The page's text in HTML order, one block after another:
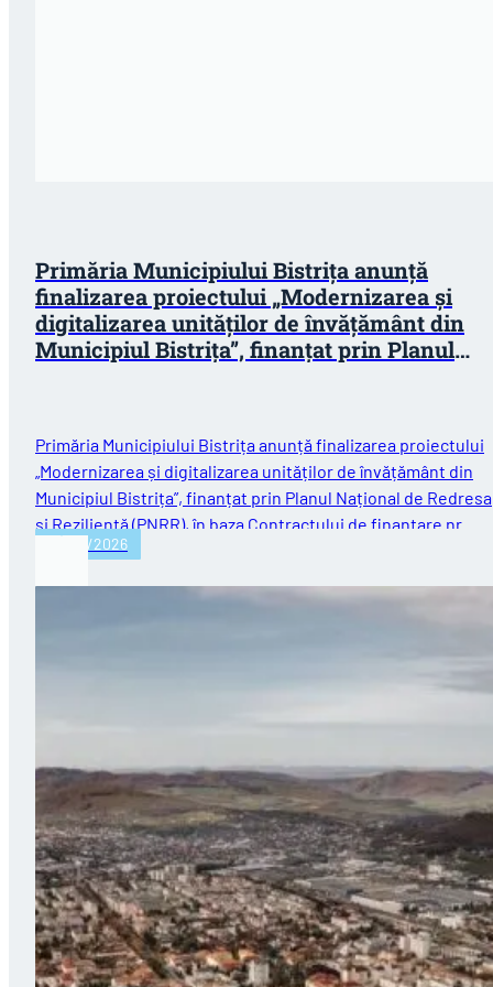
Primăria Municipiului Bistrița anunță
finalizarea proiectului „Modernizarea și
digitalizarea unităților de învățământ din
Municipiul Bistrița”, finanțat prin Planul
Primăria Municipiului Bistrița anunță finalizarea proiectului
„Modernizarea și digitalizarea unităților de învățământ din
Municipiul Bistrița”, finanțat prin Planul Național de
și Reziliență (PNRR), în baza Contractului de finanțare nr.…
30/07/2026